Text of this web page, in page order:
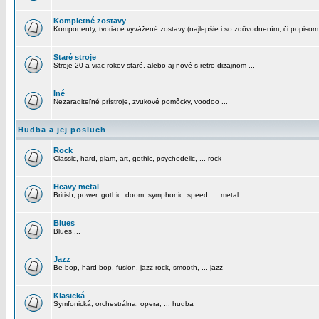
Kompletné zostavy
Komponenty, tvoriace vyvážené zostavy (najlepšie i so zdôvodnením, či
Staré stroje
Stroje 20 a viac rokov staré, alebo aj nové s retro dizajnom ...
Iné
Nezaraditeľné prístroje, zvukové pomôcky, voodoo ...
Hudba a jej posluch
Rock
Classic, hard, glam, art, gothic, psychedelic, ... rock
Heavy metal
British, power, gothic, doom, symphonic, speed, ... metal
Blues
Blues ...
Jazz
Be-bop, hard-bop, fusion, jazz-rock, smooth, ... jazz
Klasická
Symfonická, orchestrálna, opera, ... hudba